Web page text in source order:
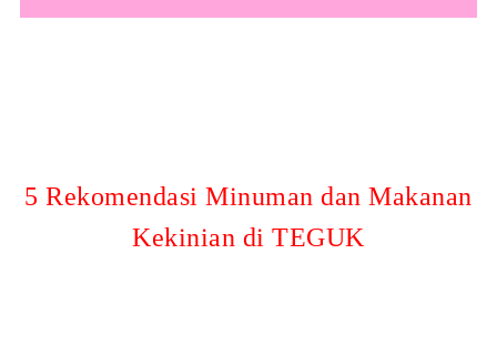
5 Rekomendasi Minuman dan Makanan
Kekinian di TEGUK